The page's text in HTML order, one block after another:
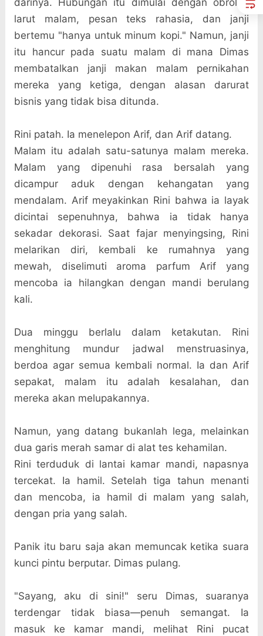
darinya. Hubungan itu dimulai dengan obrolan
larut malam, pesan teks rahasia, dan janji
bertemu "hanya untuk minum kopi." Namun, janji
itu hancur pada suatu malam di mana Dimas
membatalkan janji makan malam pernikahan
mereka yang ketiga, dengan alasan darurat
bisnis yang tidak bisa ditunda.
Rini patah. Ia menelepon Arif, dan Arif datang.
Malam itu adalah satu-satunya malam mereka.
Malam yang dipenuhi rasa bersalah yang
dicampur aduk dengan kehangatan yang
mendalam. Arif meyakinkan Rini bahwa ia layak
dicintai sepenuhnya, bahwa ia tidak hanya
sekadar dekorasi. Saat fajar menyingsing, Rini
melarikan diri, kembali ke rumahnya yang
mewah, diselimuti aroma parfum Arif yang
mencoba ia hilangkan dengan mandi berulang
kali.
Dua minggu berlalu dalam ketakutan. Rini
menghitung mundur jadwal menstruasinya,
berdoa agar semua kembali normal. Ia dan Arif
sepakat, malam itu adalah kesalahan, dan
mereka akan melupakannya.
Namun, yang datang bukanlah lega, melainkan
dua garis merah samar di alat tes kehamilan.
Rini terduduk di lantai kamar mandi, napasnya
tercekat. Ia hamil. Setelah tiga tahun menanti
dan mencoba, ia hamil di malam yang salah,
dengan pria yang salah.
Panik itu baru saja akan memuncak ketika suara
kunci pintu berputar. Dimas pulang.
"Sayang, aku di sini!" seru Dimas, suaranya
terdengar tidak biasa—penuh semangat. Ia
masuk ke kamar mandi, melihat Rini pucat